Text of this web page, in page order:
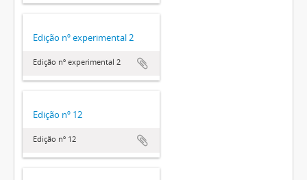
Edição nº experimental 2
Edição nº experimental 2
Edição nº 12
Edição nº 12